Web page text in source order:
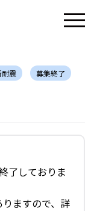
耐震 募集終了
了しておりま
ますので、詳